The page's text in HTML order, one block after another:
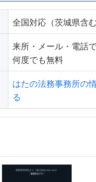
全国対応（茨城県含む
来所・メール・電話
何度でも無料
はたの法務事務所の
る